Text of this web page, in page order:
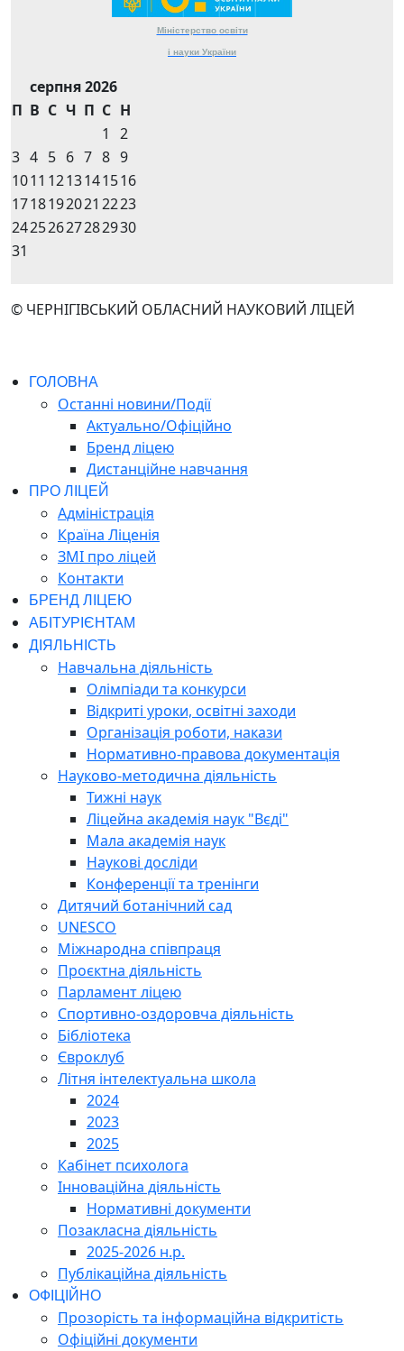
Міністерство освіти
і науки України
серпня 2026
П В С Ч П С Н
1
2
3 4 5 6 7 8 9
1011 1213141516
1718192021 2223
24252627282930
31
© ЧЕРНІГІВСЬКИЙ ОБЛАСНИЙ НАУКОВИЙ ЛІЦЕЙ
ГОЛОВНА
Останні новини/Події
Актуально/Офіційно
Бренд ліцею
Дистанційне навчання
ПРО ЛІЦЕЙ
Адміністрація
Країна Ліценія
ЗМІ про ліцей
Контакти
БРЕНД ЛІЦЕЮ
АБІТУРІЄНТАМ
ДІЯЛЬНІСТЬ
Навчальна діяльність
Олімпіади та конкурси
Відкриті уроки, освітні заходи
Організація роботи, накази
Нормативно-правова документація
Науково-методична діяльність
Тижні наук
Ліцейна академія наук "Вєді"
Мала академія наук
Наукові досліди
Конференції та тренінги
Дитячий ботанічний сад
UNESCO
Міжнародна співпраця
Проєктна діяльність
Парламент ліцею
Спортивно-оздоровча діяльність
Бібліотека
Євроклуб
Літня інтелектуальна школа
2024
2023
2025
Кабінет психолога
Інноваційна діяльність
Нормативні документи
Позакласна діяльність
2025-2026 н.р.
Публікаційна діяльність
ОФІЦІЙНО
Прозорість та інформаційна відкритість
Офіційні документи